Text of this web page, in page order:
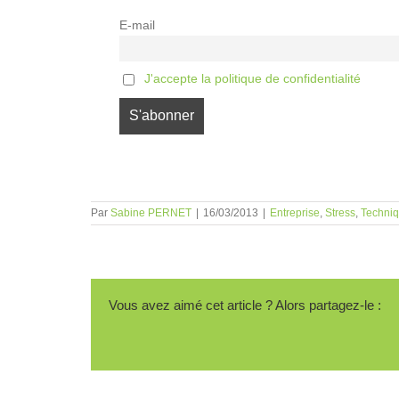
E-mail
J'accepte la politique de confidentialité
Par Sabine PERNET | 16/03/2013 | Entreprise Stress
Vous avez aimé cet article ? Alors partagez-le :